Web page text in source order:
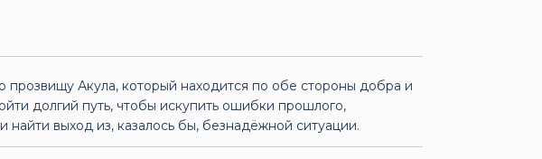
прозвищу Акула, который находится по обе стороны добра и
долгий путь, чтобы искупить ошибки прошлого,
найти выход из, казалось бы, безнадёжной ситуации.